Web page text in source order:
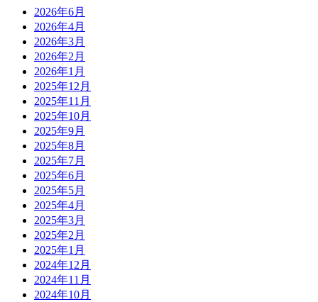
2026年6月
2026年4月
2026年3月
2026年2月
2026年1月
2025年12月
2025年11月
2025年10月
2025年9月
2025年8月
2025年7月
2025年6月
2025年5月
2025年4月
2025年3月
2025年2月
2025年1月
2024年12月
2024年11月
2024年10月